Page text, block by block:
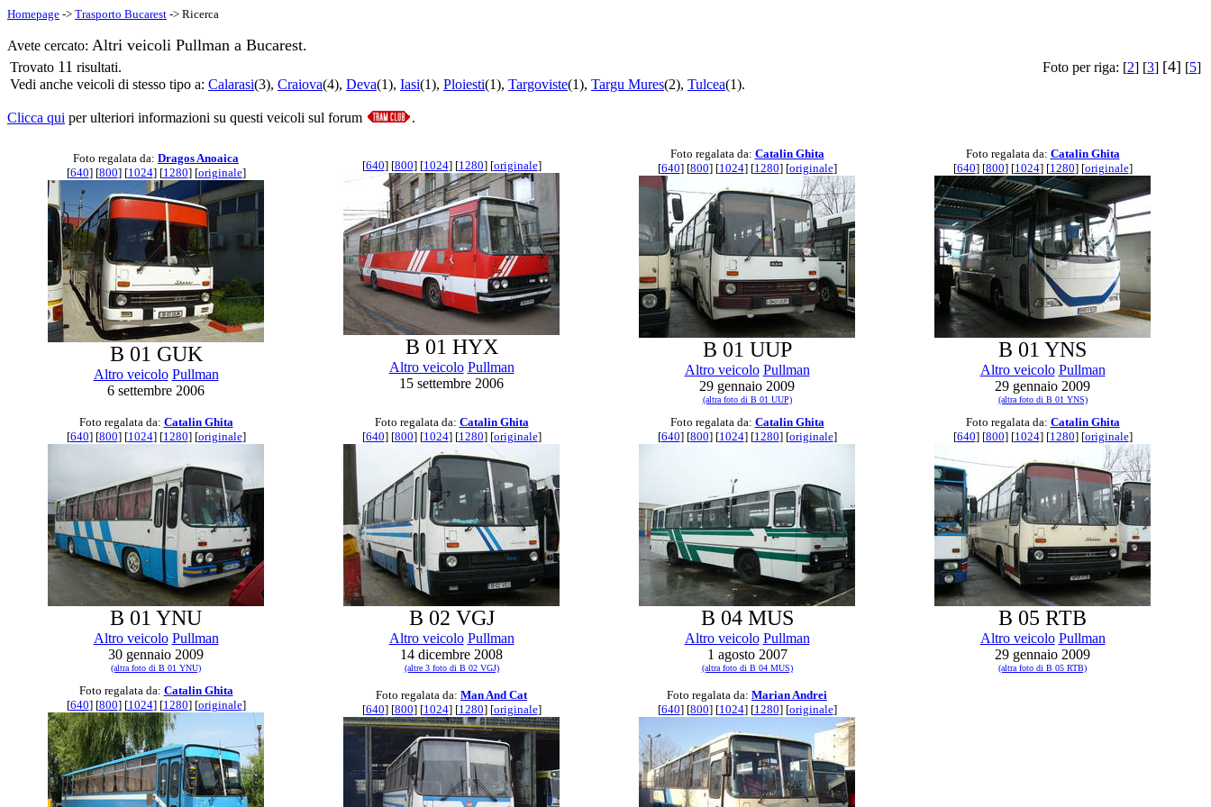
Homepage -> Trasporto Bucarest -> Ricerca
Avete cercato: Altri veicoli Pullman a Bucarest.
Trovato 11 risultati.
Vedi anche veicoli di stesso tipo a: Calarasi(3), Craiova(4), Deva(1), Iasi(1), Ploiesti(1), Targoviste(1), Targu Mures(2), Tulcea(1).
Foto per riga: [2] [3] [4] [5]
Clicca qui per ulteriori informazioni su questi veicoli sul forum .
Foto regalata da: Dragos Anoaica
[640] [800] [1024] [1280] [originale]
B 01 GUK
Altro veicolo Pullman
6 settembre 2006
[640] [800] [1024] [1280] [originale]
B 01 HYX
Altro veicolo Pullman
15 settembre 2006
Foto regalata da: Catalin Ghita
[640] [800] [1024] [1280] [originale]
B 01 UUP
Altro veicolo Pullman
29 gennaio 2009
(altra foto di B 01 UUP)
Foto regalata da: Catalin Ghita
[640] [800] [1024] [1280] [originale]
B 01 YNS
Altro veicolo Pullman
29 gennaio 2009
(altra foto di B 01 YNS)
Foto regalata da: Catalin Ghita
[640] [800] [1024] [1280] [originale]
B 01 YNU
Altro veicolo Pullman
30 gennaio 2009
(altra foto di B 01 YNU)
Foto regalata da: Catalin Ghita
[640] [800] [1024] [1280] [originale]
B 02 VGJ
Altro veicolo Pullman
14 dicembre 2008
(altre 3 foto di B 02 VGJ)
Foto regalata da: Catalin Ghita
[640] [800] [1024] [1280] [originale]
B 04 MUS
Altro veicolo Pullman
1 agosto 2007
(altra foto di B 04 MUS)
Foto regalata da: Catalin Ghita
[640] [800] [1024] [1280] [originale]
B 05 RTB
Altro veicolo Pullman
29 gennaio 2009
(altra foto di B 05 RTB)
Foto regalata da: Catalin Ghita
[640] [800] [1024] [1280] [originale]
Foto regalata da: Man And Cat
[640] [800] [1024] [1280] [originale]
Foto regalata da: Marian Andrei
[640] [800] [1024] [1280] [originale]